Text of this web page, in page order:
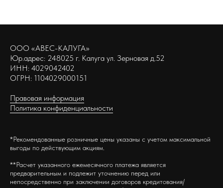
ООО «АВЕС-КАЛУГА»
Юр.адрес: 248025 г. Калуга ул. Зерновая д.52
ИНН: 4029042402
ОГРН: 1104029000151
Правовая информация
Политика конфиденциальности
*Рекомендованные розничные цены указаны с учетом максимальной
выгоды по действующим акциям.
**Расчет указанного ежемесячного платежа является
предварительным и подлежит уточнению перед или
непосредственно при заключении договоров кредитования/